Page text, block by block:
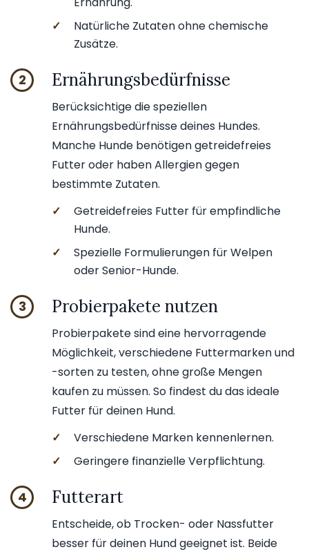
✓
Natürliche Zutaten ohne chemische
Zusätze.
2 Ernährungsbedürfnisse
Berücksichtige die speziellen
Ernährungsbedürfnisse deines Hundes.
Manche Hunde benötigen getreidefreies
Futter oder haben Allergien gegen
bestimmte Zutaten.
✓
Getreidefreies Futter für empfindliche
Hunde.
✓
Spezielle Formulierungen für Welpen
oder Senior-Hunde.
3 Probierpakete nutzen
Probierpakete sind eine hervorragende
Möglichkeit, verschiedene Futtermarken und
-sorten zu testen, ohne große Mengen
kaufen zu müssen. So findest du das ideale
Futter für deinen Hund.
✓
Verschiedene Marken kennenlernen.
✓
Geringere finanzielle Verpflichtung.
4 Futterart
Entscheide, ob Trocken- oder Nassfutter
besser für deinen Hund geeignet ist. Beide